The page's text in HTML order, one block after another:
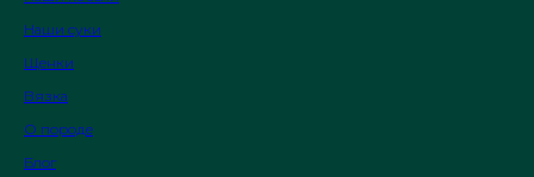
Наши суки
Щенки
Вязка
О породе
Блог